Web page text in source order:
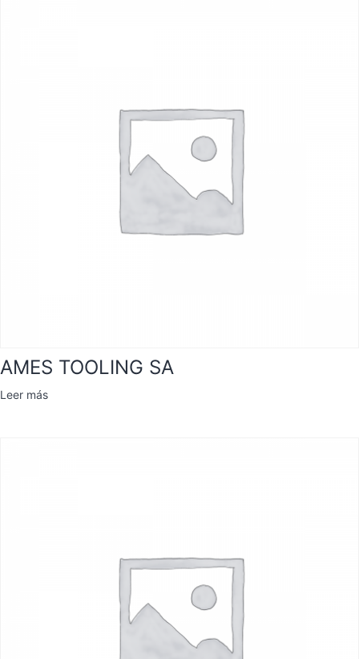
AMES TOOLING SA
Leer más